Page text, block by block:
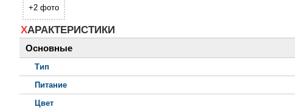
+2 фото
ХАРАКТЕРИСТИКИ
Основные
Тип
Питание
Цвет